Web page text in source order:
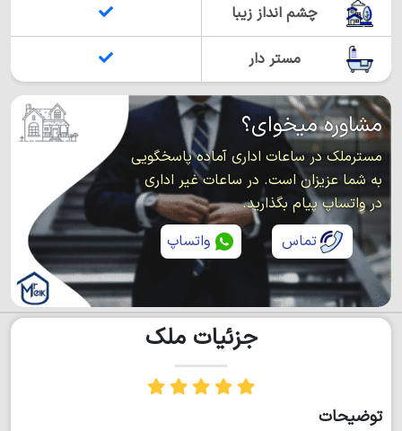
چشم انداز زیبا
مستر دار
مشاوره میخوای؟
مسترملک در ساعات اداری آماده پاسخگویی
به شما عزیزان است. در ساعات غیر اداری
در واتساپ پیام بگذارید.
تماس
واتساپ
جزئیات ملک
توضیحات